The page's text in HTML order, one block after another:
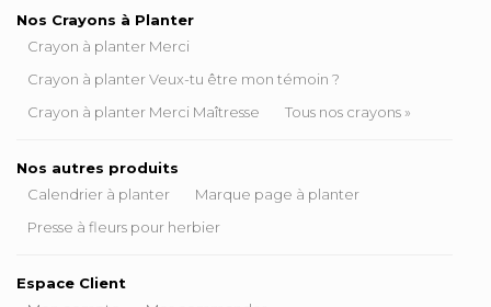
Nos Crayons à Planter
Crayon à planter Merci
Crayon à planter Veux-tu être mon témoin ?
Crayon à planter Merci Maîtresse
Tous nos crayons »
Nos autres produits
Calendrier à planter
Marque page à planter
Presse à fleurs pour herbier
Espace Client